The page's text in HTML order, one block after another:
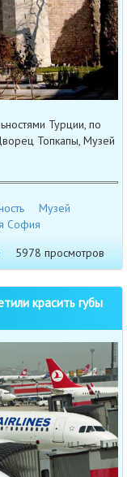
Турции, по
Топкапы, Музей
Музей
София
5978 просмотров
красить губы